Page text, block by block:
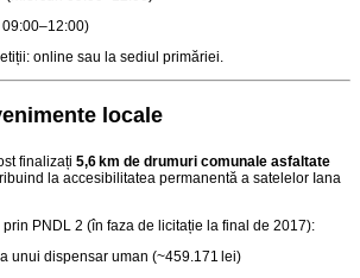
09:00–12:00)
online sau la sediul primăriei.
locale
finalizați 5,6 km de drumuri comunale asfaltate
la accesibilitatea permanentă a satelelor Iana
prin PNDL 2 (în faza de licitație la final de 2017):
unui dispensar uman (~459.171 lei)